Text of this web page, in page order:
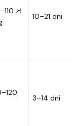
zł
10–21 dni
3–14 dni